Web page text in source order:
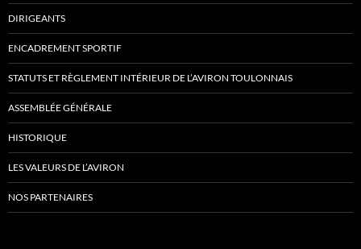
DIRIGEANTS
ENCADREMENT SPORTIF
STATUTS ET RÈGLEMENT INTÉRIEUR DE L’AVIRON TOULONNAIS
ASSEMBLÉE GÉNÉRALE
HISTORIQUE
LES VALEURS DE L’AVIRON
NOS PARTENAIRES